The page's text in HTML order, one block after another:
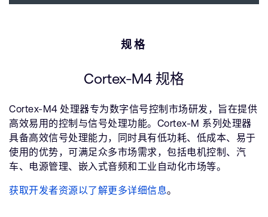
规格
Cortex-M4 规格
Cortex-M4 处理器专为数字信号控制市场研发，旨在提供
高效易用的控制与信号处理功能。Cortex-M 系列处理器
具备高效信号处理能力，同时具有低功耗、低成本、易于
使用的优势，可满足众多市场需求，包括电机控制、汽
车、电源管理、嵌入式音频和工业自动化市场等。
获取开发者资源以了解更多详细信息。